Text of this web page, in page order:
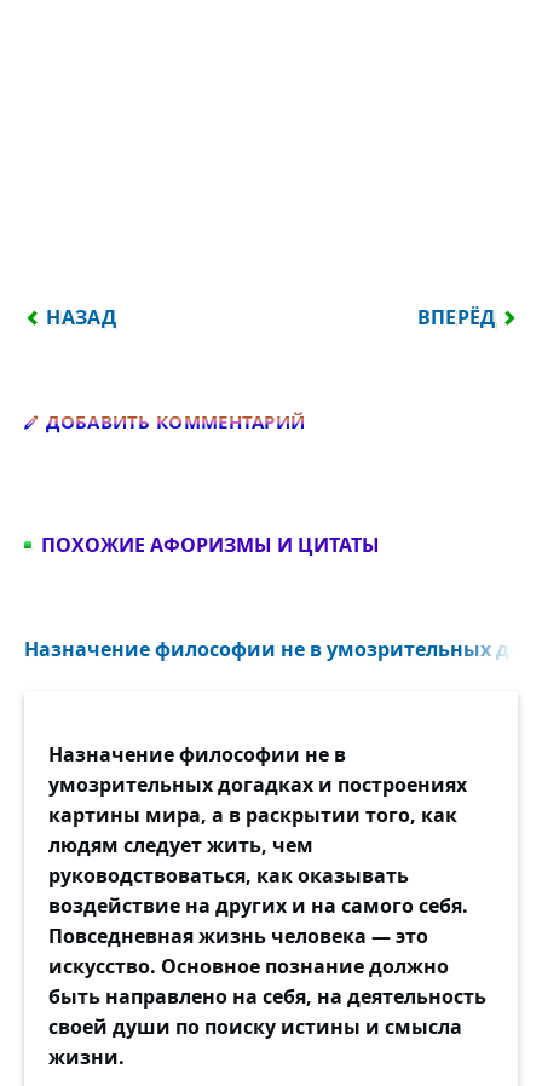
ПРЕДЫДУЩИЙ: ЗАГОВОРИ, ЧТОБЫ Я ТЕБЯ
НАЗАД ВПЕРЁД
ДОБАВИТЬ КОММЕНТАРИЙ
ПОХОЖИЕ АФОРИЗМЫ И ЦИТАТЫ
Назначение философии не в умозрительных
Назначение философии не в
умозрительных догадках и построениях
картины мира, а в раскрытии того, как
людям следует жить, чем
руководствоваться, как оказывать
воздействие на других и на самого себя.
Повседневная жизнь человека — это
искусство. Основное познание должно
быть направлено на себя, на деятельность
своей души по поиску истины и смысла
жизни.